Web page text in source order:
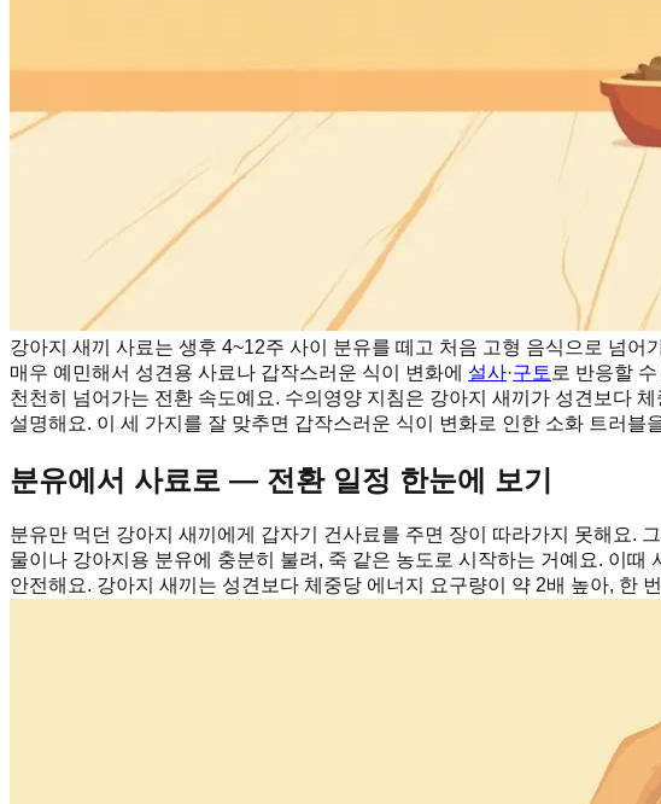
강아지 새끼 사료는 생후 4~12주 사이 분유를 떼고 처음 고형 음식으로 넘
매우 예민해서 성견용 사료나 갑작스러운 식이 변화에 설사·구토 로 반응할
천천히 넘어가는 전환 속도예요. 수의영양 지침은 강아지 새끼가 성견보다
설명해요. 이 세 가지를 잘 맞추면 갑작스러운 식이 변화로 인한 소화 트러블
분유에서 사료로 — 전환 일정 한눈에 보기
분유만 먹던 강아지 새끼에게 갑자기 건사료를 주면 장이 따라가지 못해요.
물이나 강아지용 분유에 충분히 불려, 죽 같은 농도로 시작하는 거예요. 이
안전해요. 강아지 새끼는 성견보다 체중당 에너지 요구량이 약 2배 높아, 한